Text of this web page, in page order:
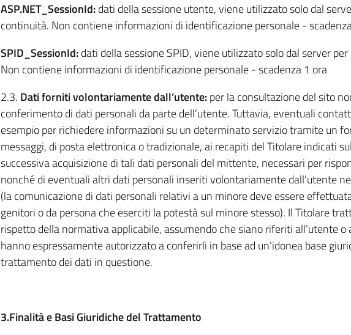
ASP.NET_SessionId:dati della sessione utente, viene utilizzato solo dal
continuità. Non contiene informazioni di identificazione personale -
SPID_SessionId:dati della sessione SPID, viene utilizzato solo dal server
Non contiene informazioni di identificazione personale - scadenza 1 ora
2.3. Dati forniti volontariamente dall’utente:per la consultazione del sito
conferimento di dati personali da parte dell’utente. Tuttavia, eventuali
esempio per richiedere informazioni su un determinato servizio tramite un
messaggi, di posta elettronica o tradizionale, ai recapiti del Titolare indicati
successiva acquisizione di tali dati personali del mittente, necessari per
nonché di eventuali altri dati personali inseriti volontariamente dall’utente
(la comunicazione di dati personali relativi a un minore deve essere
genitori o da persona che eserciti la potestà sul minore stesso). Il Titolare
rispetto della normativa applicabile, assumendo che siano riferiti all’utente
hanno espressamente autorizzato a conferirli in base ad un’idonea base
trattamento dei dati in questione.
3.Finalità e Basi Giuridiche del Trattamento